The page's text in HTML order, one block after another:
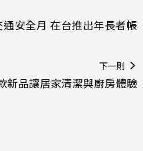
安全月 在台推出年長者帳
下一則
新品讓居家清潔與廚房體驗